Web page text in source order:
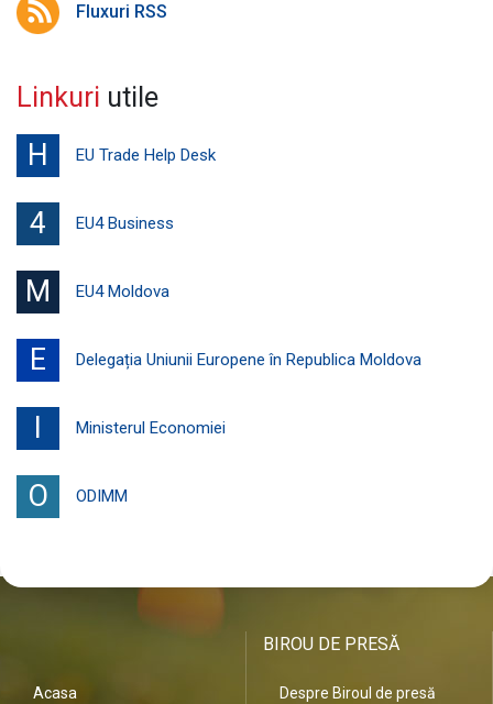
Fluxuri RSS
Linkuri utile
H EU Trade Help Desk
4 EU4 Business
M EU4 Moldova
E Delegația Uniunii Europene în Republica Moldova
I Ministerul Economiei
O ODIMM
Acasa
BIROU DE PRESĂ
Despre Biroul de presă